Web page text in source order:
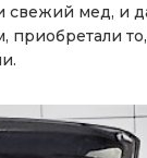
свежий мед, и
приобретали